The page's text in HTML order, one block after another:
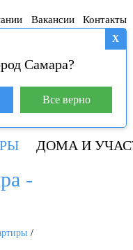
Вакансии Контакты
База покупателей (600)
8 800 250-04-53
ДОМА И
X
Самара?
Все верно
-